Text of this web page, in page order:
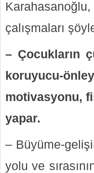
çalışmaları
– Çocukların
koruyucu-
motivasyonu,
yapar.
– Büyüme-
yolu ve